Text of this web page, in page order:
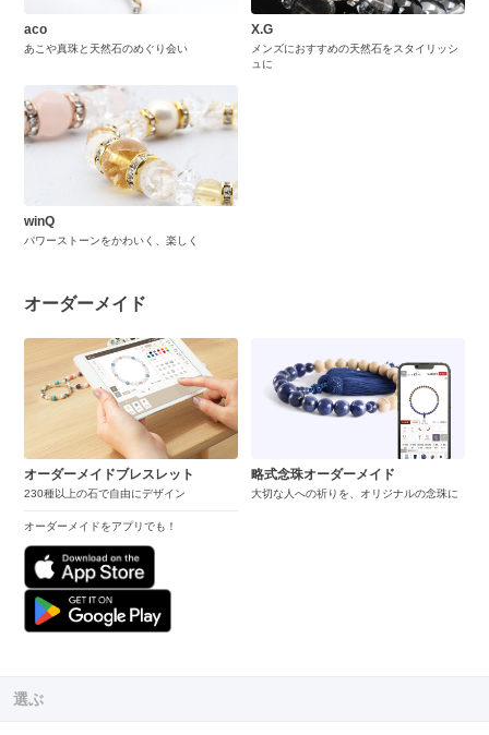
aco
あこや真珠と天然石のめぐり会い
X.G
メンズにおすすめの天然石をスタイリッシ
ュに
winQ
パワーストーンをかわいく、楽しく
オーダーメイド
オーダーメイドブレスレット
230種以上の石で自由にデザイン
オーダーメイドをアプリでも！
略式念珠オーダーメイド
大切な人への祈りを、オリジナルの念珠に
選ぶ